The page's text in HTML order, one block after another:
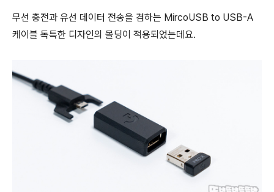
무선 충전과 유선 데이터 전송을 겸하는 MircoUSB to USB-A
케이블 독특한 디자인의 몰딩이 적용되었는데요.